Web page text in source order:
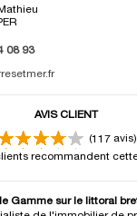
08 93
AVIS CLIENT
(117avis)
recommandent
Gamme sur le littoral